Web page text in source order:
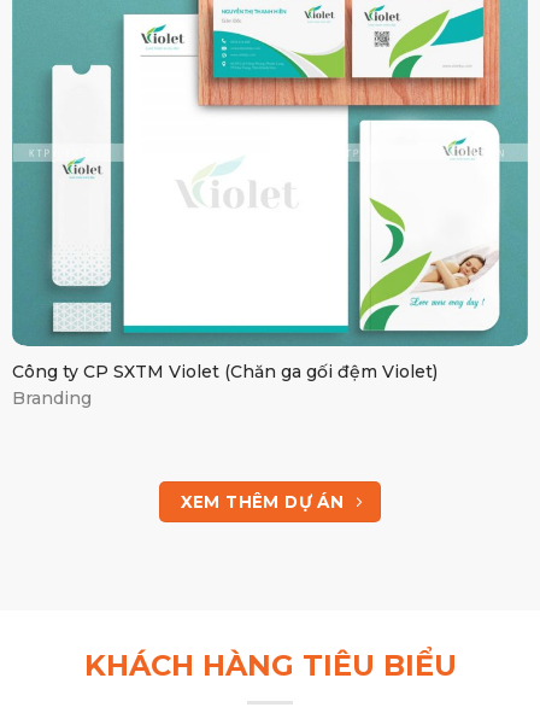
Chăn ga gối đệm
Violet
Công ty CP SXTM Violet (Chăn ga gối đệm Violet)
Branding